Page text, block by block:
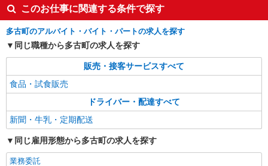
このお仕事に関連する条件で探す
多古町のアルバイト・バイト・パートの求人を探す
同じ職種から多古町の求人を探す
販売・接客サービスすべて
食品・試食販売
ドライバー・配達すべて
新聞・牛乳・定期配送
同じ雇用形態から多古町の求人を探す
業務委託